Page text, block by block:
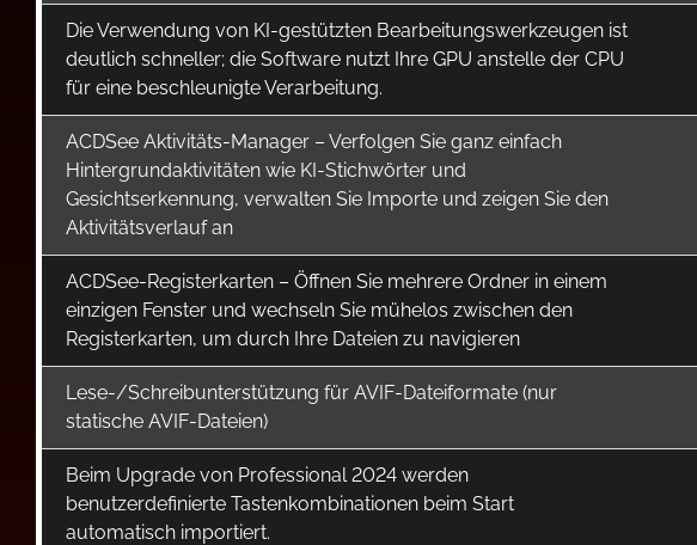
Die Verwendung von KI-gestützten Bearbeitungswerkzeugen ist
deutlich schneller; die Software nutzt Ihre GPU anstelle der CPU
für eine beschleunigte Verarbeitung.
ACDSee Aktivitäts-Manager – Verfolgen Sie ganz einfach
Hintergrundaktivitäten wie KI-Stichwörter und
Gesichtserkennung, verwalten Sie Importe und zeigen Sie den
Aktivitätsverlauf an
ACDSee-Registerkarten – Öffnen Sie mehrere Ordner in einem
einzigen Fenster und wechseln Sie mühelos zwischen den
Registerkarten, um durch Ihre Dateien zu navigieren
Lese-/Schreibunterstützung für AVIF-Dateiformate (nur
statische AVIF-Dateien)
Beim Upgrade von Professional 2024 werden
benutzerdefinierte Tastenkombinationen beim Start
automatisch importiert.